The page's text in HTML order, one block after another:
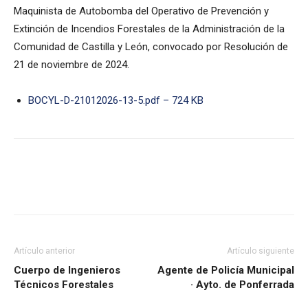
Maquinista de Autobomba del Operativo de Prevención y
Extinción de Incendios Forestales de la Administración de la
Comunidad de Castilla y León, convocado por Resolución de
21 de noviembre de 2024.
BOCYL-D-21012026-13-5.pdf – 724 KB
Artículo anterior
Cuerpo de Ingenieros
Técnicos Forestales
Artículo siguiente
Agente de Policía Municipal
· Ayto. de Ponferrada